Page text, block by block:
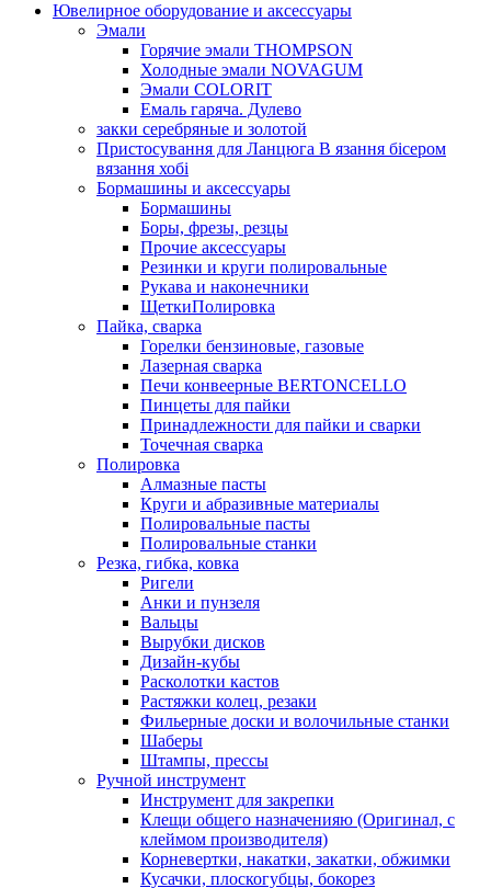
Ювелирное оборудование и аксессуары
Эмали
Горячие эмали THOMPSON
Холодные эмали NOVAGUM
Эмали COLORIT
Емаль гаряча. Дулево
закки серебряные и золотой
Пристосування для Ланцюга В язання бісером
вязання хобі
Бормашины и аксессуары
Бормашины
Боры, фрезы, резцы
Прочие аксессуары
Резинки и круги полировальные
Рукава и наконечники
ЩеткиПолировка
Пайка, сварка
Горелки бензиновые, газовые
Лазерная сварка
Печи конвеерные BERTONCELLO
Пинцеты для пайки
Принадлежности для пайки и сварки
Точечная сварка
Полировка
Алмазные пасты
Круги и абразивные материалы
Полировальные пасты
Полировальные станки
Резка, гибка, ковка
Ригели
Анки и пунзеля
Вальцы
Вырубки дисков
Дизайн-кубы
Расколотки кастов
Растяжки колец, резаки
Фильерные доски и волочильные станки
Шаберы
Штампы, прессы
Ручной инструмент
Инструмент для закрепки
Клещи общего назначенияю (Оригинал, с
клеймом производителя)
Корневертки, накатки, закатки, обжимки
Кусачки, плоскогубцы, бокорез